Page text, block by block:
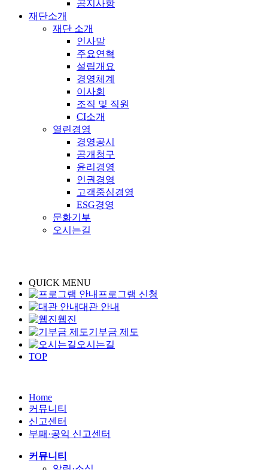
공지사항
재단소개
재단 소개
인사말
주요연혁
설립개요
경영체계
이사회
조직 및 직원
CI소개
열린경영
경영공시
공개청구
윤리경영
인권경영
고객중심경영
ESG경영
문화기부
오시는길
QUICK MENU
프로그램 신청
대관 안내
웹진
기부금 제도
오시는길
TOP
Home
커뮤니티
신고센터
부패·공익 신고센터
커뮤니티